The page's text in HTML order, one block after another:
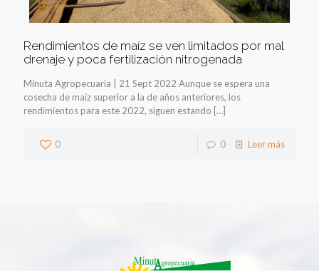
Rendimientos de maíz se ven limitados por mal
drenaje y poca fertilización nitrogenada
Minuta Agropecuaria | 21 Sept 2022 Aunque se espera una
cosecha de maíz superior a la de años anteriores, los
rendimientos para este 2022, siguen estando […]
0 0 Leer más